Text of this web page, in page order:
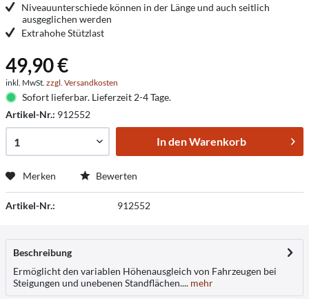
Niveauunterschiede können in der Länge und auch seitlich
ausgeglichen werden
Extrahohe Stützlast
49,90 €
inkl. MwSt. zzgl. Versandkosten
Sofort lieferbar. Lieferzeit 2-4 Tage.
Artikel-Nr.: 912552
In denWarenkorb
Merken Bewerten
Artikel-Nr.: 912552
Beschreibung
Ermöglicht den variablen Höhenausgleich von Fahrzeugen bei
Steigungen und unebenen Standflächen.... mehr